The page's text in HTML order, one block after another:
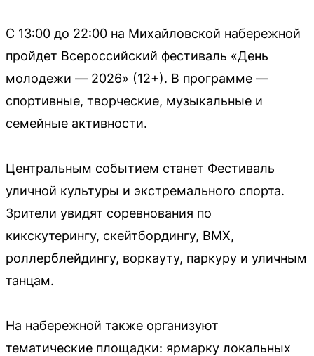
С 13:00 до 22:00 на Михайловской набережной
пройдет Всероссийский фестиваль «День
молодежи — 2026» (12+). В программе —
спортивные, творческие, музыкальные и
семейные активности.
Центральным событием станет Фестиваль
уличной культуры и экстремального спорта.
Зрители увидят соревнования по
кикскутерингу, скейтбордингу, BMX,
роллерблейдингу, воркауту, паркуру и уличным
танцам.
На набережной также организуют
тематические площадки: ярмарку локальных